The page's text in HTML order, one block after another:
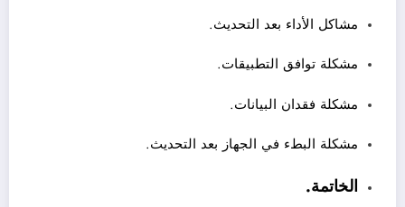
مشاكل الأداء بعد التحديث.
مشكلة توافق التطبيقات.
مشكلة فقدان البيانات.
مشكلة البطء في الجهاز بعد التحديث.
الخاتمة.